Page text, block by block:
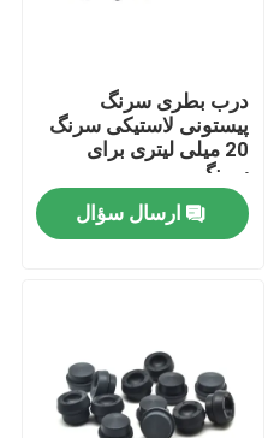
تماس با ما
درخواست نقل قول
درپوش لاستیکی پزشکی
پیستون سرنگ لاستیکی
درب بطری سرنگ
پیستونی لاستیکی سرنگ
20 میلی لیتری برای
سرنگ
ارسال سؤال